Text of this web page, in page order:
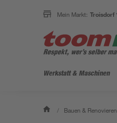
Mein Markt: Troisdorf
Werkstatt & Maschinen
/ Bauen & Renovieren